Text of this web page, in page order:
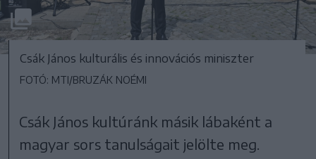
Csák János kulturális és innovációs miniszter
FOTÓ: MTI/BRUZÁK NOÉMI
Csák János kultúránk másik lábaként a
magyar sors tanulságait jelölte meg.